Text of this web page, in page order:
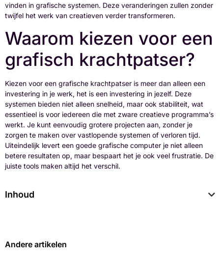
vinden in grafische systemen. Deze veranderingen zullen zonder
twijfel het werk van creatieven verder transformeren.
Waarom kiezen voor een
grafisch krachtpatser?
Kiezen voor een grafische krachtpatser is meer dan alleen een
investering in je werk, het is een investering in jezelf. Deze
systemen bieden niet alleen snelheid, maar ook stabiliteit, wat
essentieel is voor iedereen die met zware creatieve programma’s
werkt. Je kunt eenvoudig grotere projecten aan, zonder je
zorgen te maken over vastlopende systemen of verloren tijd.
Uiteindelijk levert een goede grafische computer je niet alleen
betere resultaten op, maar bespaart het je ook veel frustratie. De
juiste tools maken altijd het verschil.
Inhoud
Andere artikelen